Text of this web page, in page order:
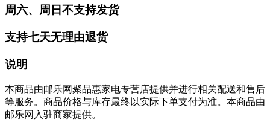
周六、周日不支持发货
支持七天无理由退货
说明
本商品由邮乐网聚品惠家电专营店提供并进行相关配送和售后
等服务。商品价格与库存最终以实际下单支付为准。本商品由
邮乐网入驻商家提供。